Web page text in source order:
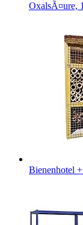
OxalsÃ¤ure,
Bienenhotel